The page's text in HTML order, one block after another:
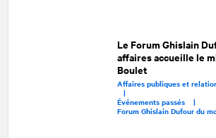
Le Forum Ghislain
affaires accueille le
Boulet
Affaires publiques et
|
Événements passés |
Forum Ghislain Dufour du